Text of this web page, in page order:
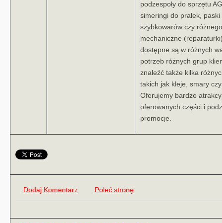
podzespoły do sprzętu
simeringi do pralek,
szybkowarów czy
mechaniczne
dostępne są w różnych
potrzeb różnych grup
znaleźć także kilka
takich jak kleje, smary
Oferujemy bardzo
oferowanych części i
promocje.
Dodaj Komentarz Poleć stronę